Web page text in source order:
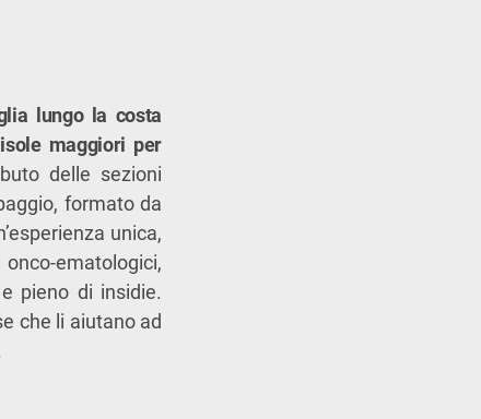
lungo la costa
maggiori per
delle sezioni
formato da
unica,
ematologici,
pieno di insidie.
che li aiutano ad